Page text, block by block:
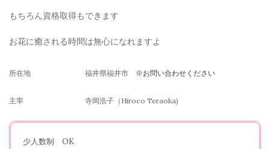
もちろん資格取得もできます
お花に癒される時間は無心になれますよ
所在地 福井県福井市 ※お問い合わせください
主宰 寺岡浩子（Hiroco Teraoka)
少人数制 OK